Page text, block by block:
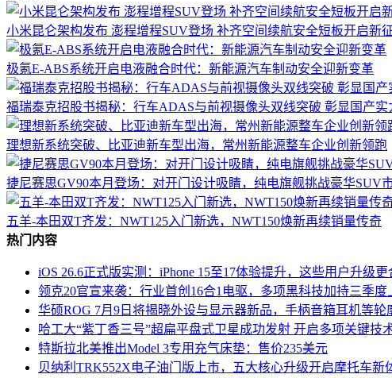
小米昆仑架构发布 澎程增程SUV登场 补齐空间续航安全短板开启新
极氪E-ABS系统开启电液融合时代：新能源汽车制动安全迎新变革
福瑞泰克招股书揭秘：行车ADAS与前视摄像头双线突破 彰显国产实
理想新系统突破、比亚迪新车型出海，常州新能源整车企业创新领跑
捷尼赛思GV90本月登场：对开门设计吸睛，纯电旗舰挑战豪华SUV
五羊-本田双T齐发：NWT125入门新选，NWT150焕新再续销量传奇
热门内容
iOS 26.6正式版实测：iPhone 15至17体验提升，这些用户升级更
领克20官宣来袭：行业首创16合1电驱，多项黑科技加持三季度
华硕ROG 7月9日将揭晓外设与显示器新品，手柄音箱耳机等轮
哈工大“紫丁香三号”超扁平盘式卫星成功发射 开启多项关键技
特斯拉北美推出Model 3专用充气床垫：售价235美元
贝纳利TRK552X电子油门版上市，五大核心升级开启摩托车新